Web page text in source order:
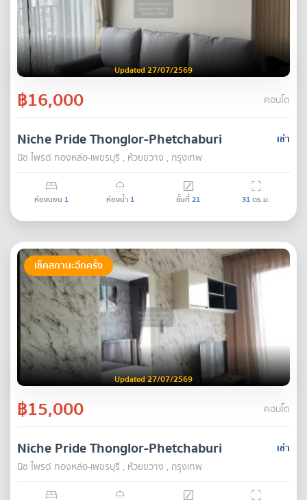
Updated 27/07/2569
฿16,000 คอนโด
เช่า
Niche Pride Thonglor-Phetchaburi
นิช ไพรด์ ทองหล่อ-เพชรบุรี , ห้วยขวาง , กรุงเทพ
ห้องนอน 1 ห้องน้ำ 1 ชั้นที่21 31ตร.ม.
เช็คสถานะอีกครั้ง
Updated 27/07/2569
฿15,000 คอนโด
เช่า
Niche Pride Thonglor-Phetchaburi
นิช ไพรด์ ทองหล่อ-เพชรบุรี , ห้วยขวาง , กรุงเทพ